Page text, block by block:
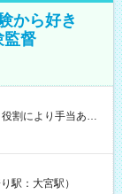
から好き
監督
オプションあ
で給与の一部を受け
時間） 時給1,300円
により時給＋100
駅：大宮駅）